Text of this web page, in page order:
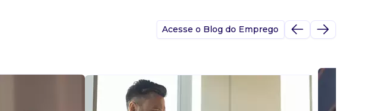
Acesse o Blog do Emprego